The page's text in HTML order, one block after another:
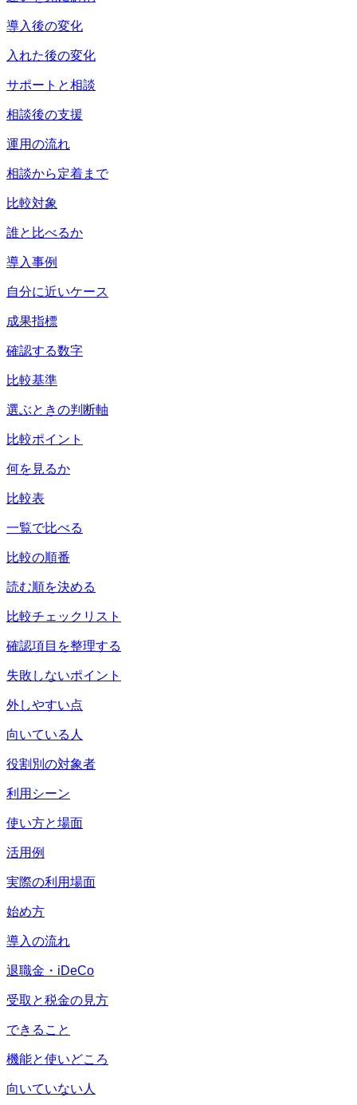
導入後の変化
入れた後の変化
サポートと相談
相談後の支援
運用の流れ
相談から定着まで
比較対象
誰と比べるか
導入事例
自分に近いケース
成果指標
確認する数字
比較基準
選ぶときの判断軸
比較ポイント
何を見るか
比較表
一覧で比べる
比較の順番
読む順を決める
比較チェックリスト
確認項目を整理する
失敗しないポイント
外しやすい点
向いている人
役割別の対象者
利用シーン
使い方と場面
活用例
実際の利用場面
始め方
導入の流れ
退職金・iDeCo
受取と税金の見方
できること
機能と使いどころ
向いていない人